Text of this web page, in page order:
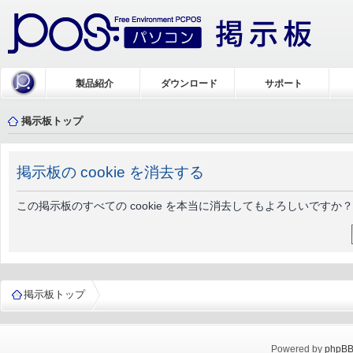
製品紹介 ダウンロード サポート
掲示板トップ
掲示板の cookie を消去する
この掲示板のすべての cookie を本当に消去してもよろしいですか？
掲示板トップ
Powered by phpBB